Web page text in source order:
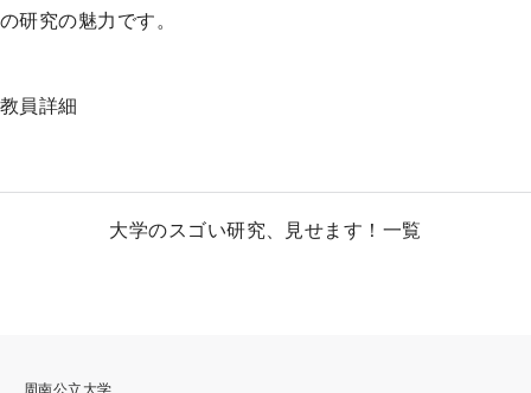
の研究の魅力です。
教員詳細
大学のスゴい研究、見せます！一覧
周南公立大学